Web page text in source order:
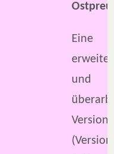
Eine
und
Version
(Version